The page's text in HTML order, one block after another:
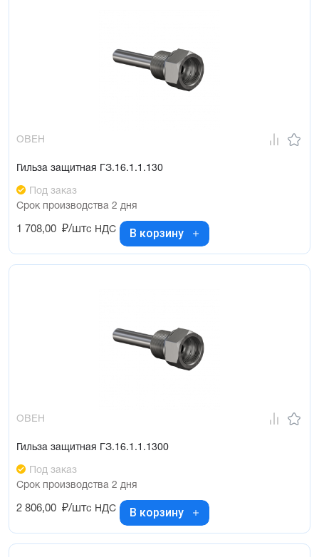
ОВЕН
Гильза защитная ГЗ.16.1.1.130
Под заказ
Срок производства 2 дня
1 708,00 ₽/штс НДС В корзину
ОВЕН
Гильза защитная ГЗ.16.1.1.1300
Под заказ
Срок производства 2 дня
2 806,00 ₽/штс НДС В корзину